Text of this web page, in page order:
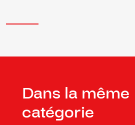
Dans la même
catégorie